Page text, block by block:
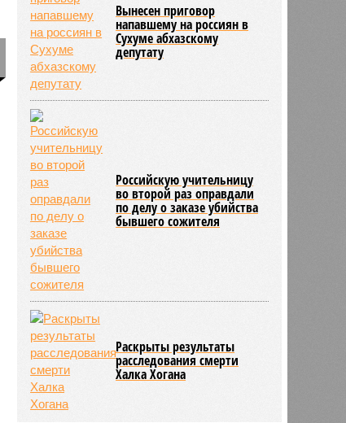
Вынесен приговор
напавшему на россиян в
Сухуме абхазскому
депутату
Российскую учительницу
во второй раз оправдали
по делу о заказе убийства
бывшего сожителя
Раскрыты результаты
расследования смерти
Халка Хогана